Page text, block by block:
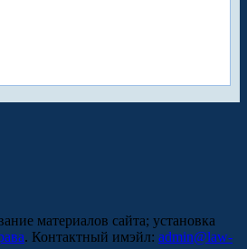
материалов сайта; установка
. Контактный имэйл: admin@law-